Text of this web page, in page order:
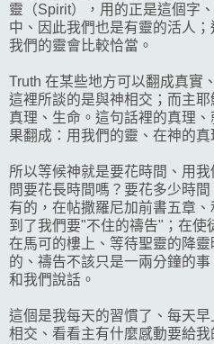
靈（Spirit），用的正是這個字
中、因此我們也是有靈的活人
我們的靈會比較恰當。
Truth 在某些地方可以翻成真實
這裡所談的是與神相交；而主耶
真理、生命。這句話裡的真理
果翻成：用我們的靈、在神的
所以等候神就是要花時間、用
問要花長時間嗎？要花多少時
有的，在帖撒羅尼加前書五章
到了我們要"不住的禱告"；在使
在馬可的樓上、等待聖靈的降
的、禱告不該只是一兩分鐘的
和我們說話。
這個是我每天的習慣了、每天
相交、看看主有什麼感動要給